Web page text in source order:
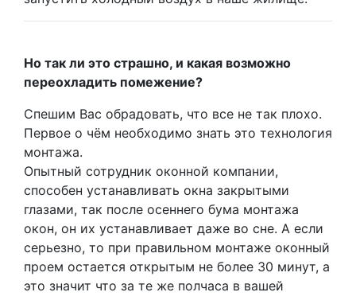
Но так ли это страшно, и какая возможно
переохладить помежение?
Спешим Вас обрадовать, что все не так плохо.
Первое о чём необходимо знать это технология
монтажа.
Опытный сотрудник оконной компании,
способен устанавливать окна закрытыми
глазами, так после осеннего бума монтажа
окон, он их устанавливает даже во сне. А если
серьезно, то при правильном монтаже оконный
проем остается открытым не более 30 минут, а
это значит что за те же полчаса в вашей